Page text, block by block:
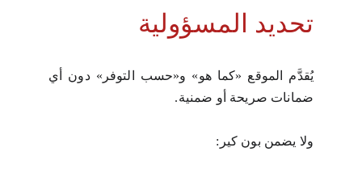
تحديد المسؤولية
يُقدَّم الموقع «كما هو» و«حسب التوفر» دون أي
ضمانات صريحة أو ضمنية.
ولا يضمن بون كير: